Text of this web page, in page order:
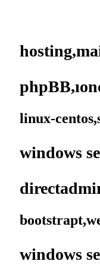
linux-
windows
windows